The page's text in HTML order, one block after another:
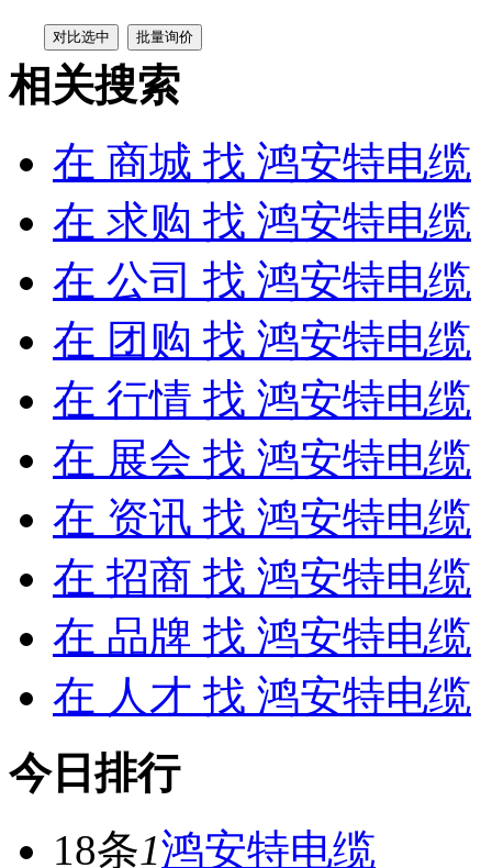
相关搜索
在 商城 找 鸿安特电缆
在 求购 找 鸿安特电缆
在 公司 找 鸿安特电缆
在 团购 找 鸿安特电缆
在 行情 找 鸿安特电缆
在 展会 找 鸿安特电缆
在 资讯 找 鸿安特电缆
在 招商 找 鸿安特电缆
在 品牌 找 鸿安特电缆
在 人才 找 鸿安特电缆
今日排行
18条1鸿安特电缆